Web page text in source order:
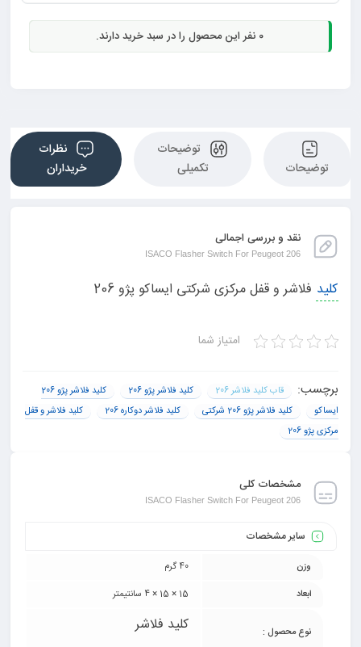
0 نفر این محصول را در سبد خرید دارند.
توضیحات
توضیحات
تکمیلی
نظرات
خریداران
نقد و بررسی اجمالی
ISACO Flasher Switch For Peugeot 206
کلید فلاشر و قفل مرکزی شرکتی ایساکو پژو 206
امتیاز شما
برچسب: قاب کلید فلاشر 206 کلید فلاشر پژو 206
کلید فلاشر پژو 206
ایساکو
کلید فلاشر پژو 206 شرکتی کلید فلاشر دوکاره 206
کلید فلاشر و قفل
مرکزی پژو 206
مشخصات کلی
ISACO Flasher Switch For Peugeot 206
سایر مشخصات
وزن
40 گرم
ابعاد
15 × 15 × 4 سانتیمتر
نوع محصول : کلید فلاشر